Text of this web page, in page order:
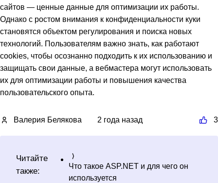
сайтов — ценные данные для оптимизации их работы.
Однако с ростом внимания к конфиденциальности куки
становятся объектом регулирования и поиска новых
технологий. Пользователям важно знать, как работают
cookies, чтобы осознанно подходить к их использованию и
защищать свои данные, а вебмастера могут использовать
их для оптимизации работы и повышения качества
пользовательского опыта.
Валерия Белякова 2 года назад 3
Читайте
также:
Что такое ASP.NET и для чего он
используется